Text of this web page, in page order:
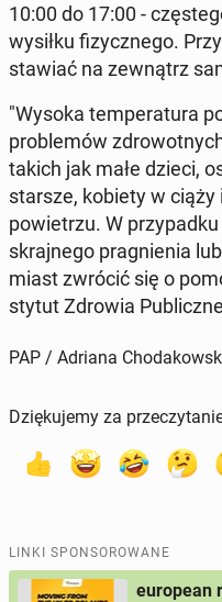
10:00 do 17:00 -
wysiłku fi­zycz­ne­go.
sta­wiać na ze­wnątrz
"Wysoka tem­pe­ra­tu­ra
pro­ble­mów
takich jak małe dzieci,
starsze, kobiety w
po­wie­trzu. W
skraj­ne­go pra­gnie­nia
miast zwrócić się o
sty­tut Zdrowia
PAP / Adriana
Dziękujemy za
LINKI SPONSOROWANE
european